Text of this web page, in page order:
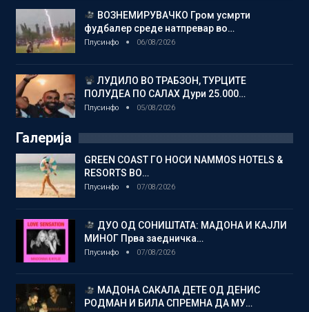
ВОЗНЕМИРУВАЧКО Гром усмрти
фудбалер среде натпревар во…
Плусинфо 06/08/2026
ЛУДИЛО ВО ТРАБЗОН, ТУРЦИТЕ
ПОЛУДЕА ПО САЛАХ Дури 25.000…
Плусинфо 05/08/2026
Галерија
GREEN COAST ГО НОСИ NAMMOS HOTELS &
RESORTS ВО…
Плусинфо 07/08/2026
ДУО ОД СОНИШТАТА: МАДОНА И КАЈЛИ
МИНОГ Прва заедничка…
Плусинфо 07/08/2026
МАДОНА САКАЛА ДЕТЕ ОД ДЕНИС
РОДМАН И БИЛА СПРЕМНА ДА МУ…